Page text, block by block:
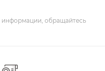
обращайтесь